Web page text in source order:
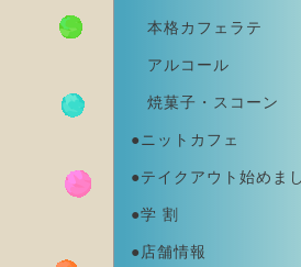
本格カフェラテ
アルコール
焼菓子・スコーン
●ニットカフェ
●テイクアウト始めま
●学 割
●店舗情報